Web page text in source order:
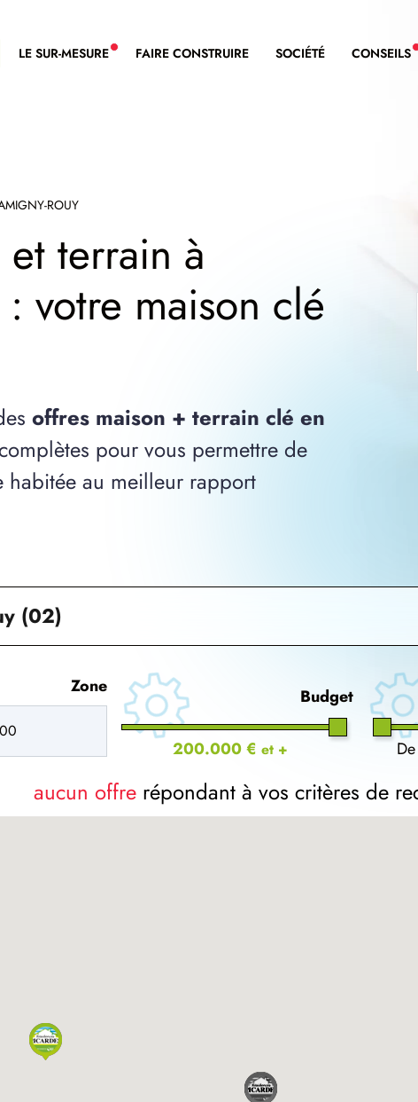
LE SUR-MESURE NOUVEAU SERVICE BDL EXTENSION
FAIRE CONSTRUIRE SOCIÉTÉ CONSEILS
ROUY
terrain à
votre maison clé
offres maison + terrain clé en
pour vous permettre de
au meilleur rapport
(02)
Zone Budget
200.000 € et + De
aucun offre répondant à vos critères de